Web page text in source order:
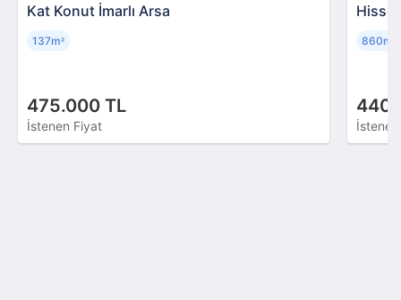
Kat Konut İmarlı Arsa
475.000 TL
İstenen Fiyat
137m² 860m